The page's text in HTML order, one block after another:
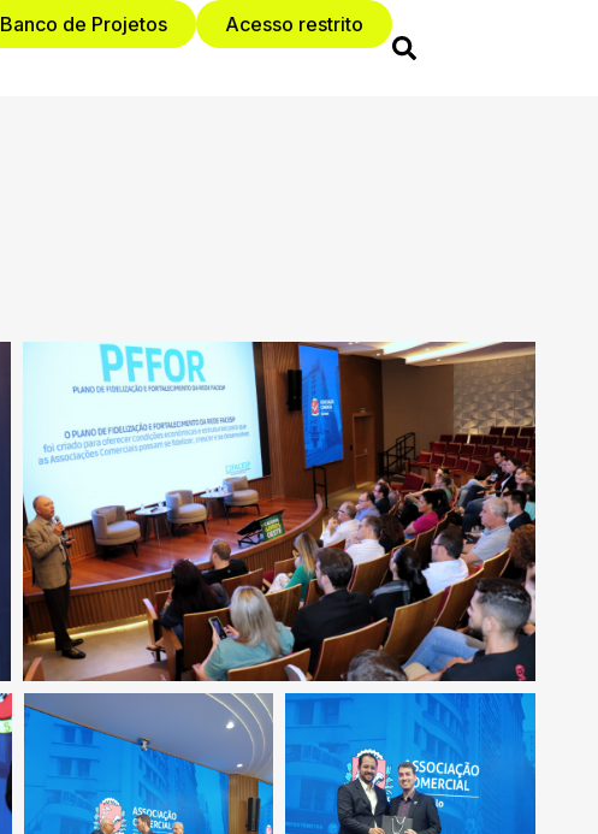
Banco de Projetos Acesso restrito